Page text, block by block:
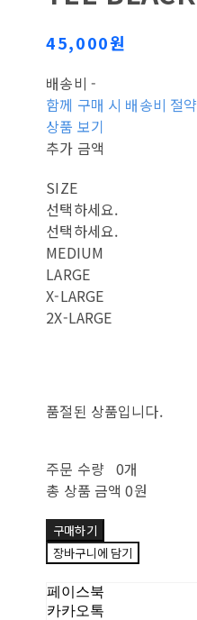
45,000원
배송비 -
함께 구매 시 배송비 절약
상품 보기
추가 금액
SIZE
선택하세요.
선택하세요.
MEDIUM
LARGE
X-LARGE
2X-LARGE
품절된 상품입니다.
주문 수량 0개
총 상품 금액 0원
구매하기
장바구니에 담기
페이스북
카카오톡